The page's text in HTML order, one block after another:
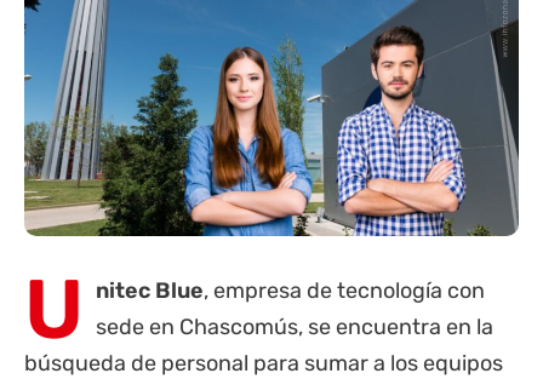
U nitec Blue, empresa de tecnología con
sede en Chascomús, se encuentra en la
búsqueda de personal para sumar a los equipos